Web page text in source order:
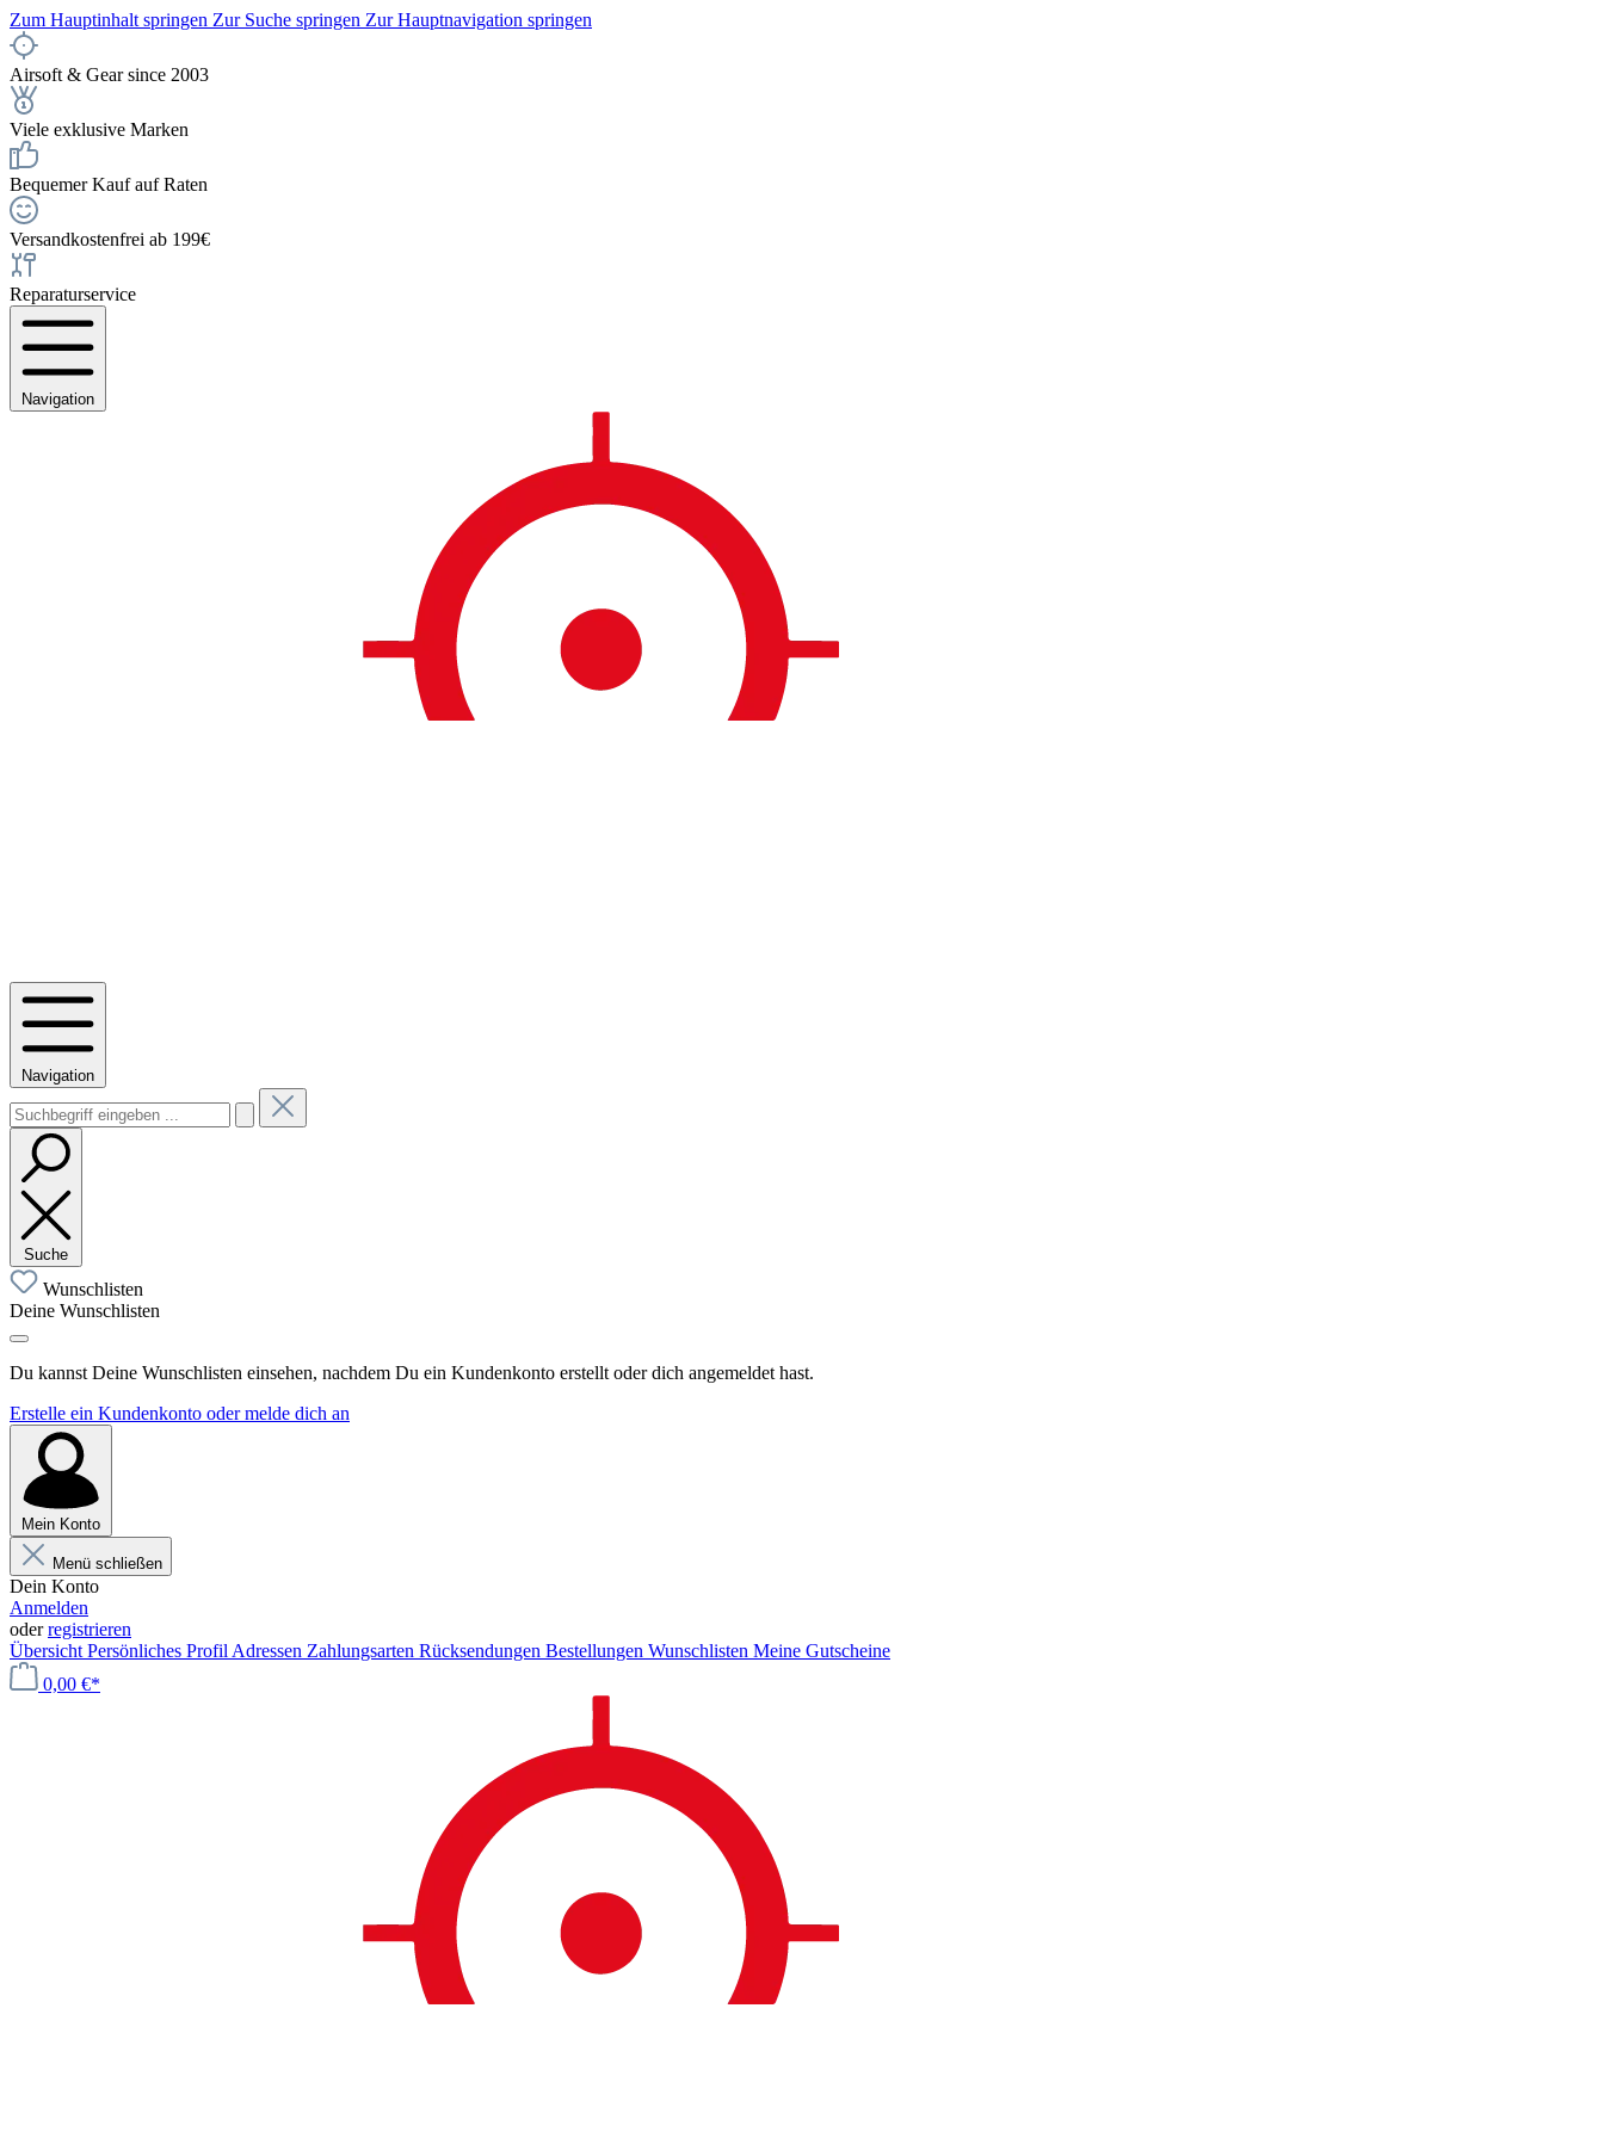
Zum Hauptinhalt springen Zur Suche springen Zur Hauptnavigation springen
Airsoft & Gear since 2003
Viele exklusive Marken
Bequemer Kauf auf Raten
Versandkostenfrei ab 199€
Reparaturservice
Navigation
Navigation
Suche
Wunschlisten
Deine Wunschlisten
Du kannst Deine Wunschlisten einsehen, nachdem Du ein Kundenkonto erstellt oder dich angemeldet hast.
Erstelle ein Kundenkonto oder melde dich an
Mein Konto
Menü schließen
Dein Konto
Anmelden
oderregistrieren
Übersicht Persönliches Profil Adressen Zahlungsarten Rücksendungen Bestellungen Wunschlisten Meine Gutscheine
0,00 €*